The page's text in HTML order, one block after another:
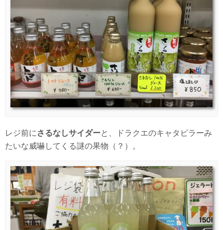
レジ前に さるなしサイダーと、ドラクエのキャタピラーみ
たいな威嚇してくる謎の果物（？）。